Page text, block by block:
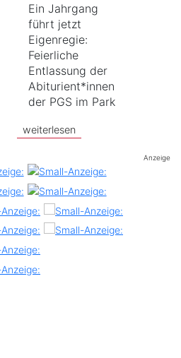
Ein Jahrgang
führt jetzt
Eigenregie:
Feierliche
Entlassung der
Abiturient*innen
der PGS im Park
weiterlesen
Anzeige